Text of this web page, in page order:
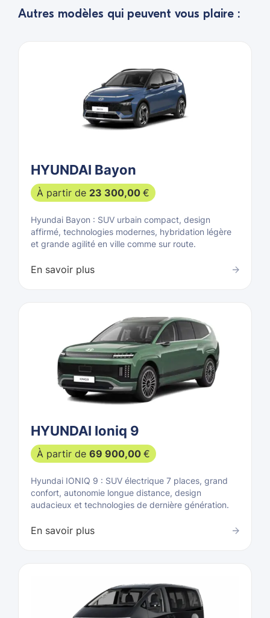
Autres modèles qui peuvent vous plaire :
HYUNDAI Bayon
À partir de 23 300,00 €
Hyundai Bayon : SUV urbain compact, design
affirmé, technologies modernes, hybridation légère
et grande agilité en ville comme sur route.
En savoir plus
HYUNDAI Ioniq 9
À partir de 69 900,00 €
Hyundai IONIQ 9 : SUV électrique 7 places, grand
confort, autonomie longue distance, design
audacieux et technologies de dernière génération.
En savoir plus